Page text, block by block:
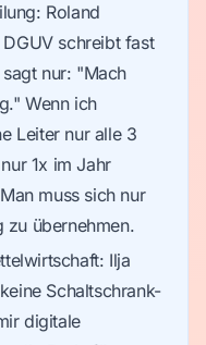
Roland
schreibt fast
nur: "Mach
Wenn ich
Leiter nur alle 3
1x im Jahr
muss sich nur
zu übernehmen.
Ilja
Schaltschrank-
digitale